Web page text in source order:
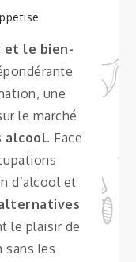
et le bien-
une
le marché
alcool. Face
d’alcool et
le plaisir de
sans les